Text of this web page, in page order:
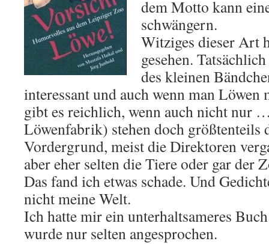
dem Motto kann
schwängern.
Witziges dieser Art
gesehen.
des kleinen
interessant und auch wenn man Löwen
gibt es reichlich, wenn auch nicht nur
Löwenfabrik) stehen doch größtenteils
Vordergrund, meist die Direktoren
aber eher selten die Tiere oder gar der
Das fand ich etwas schade. Und
nicht meine Welt.
Ich hatte mir ein unterhaltsameres
wurde nur selten angesprochen.